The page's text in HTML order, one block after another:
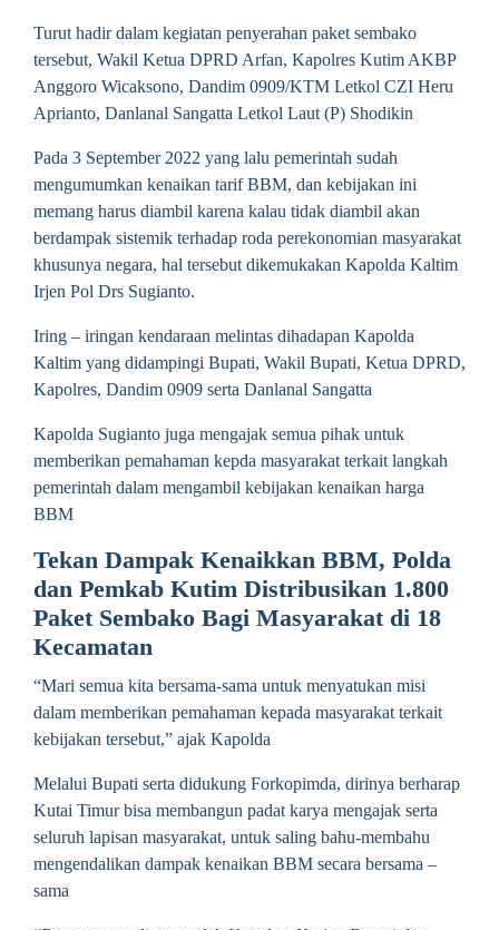
Turut hadir dalam kegiatan penyerahan paket sembako
tersebut, Wakil Ketua DPRD Arfan, Kapolres Kutim AKBP
Anggoro Wicaksono, Dandim 0909/KTM Letkol CZI Heru
Aprianto, Danlanal Sangatta Letkol Laut (P) Shodikin
Pada 3 September 2022 yang lalu pemerintah sudah
mengumumkan kenaikan tarif BBM, dan kebijakan ini
memang harus diambil karena kalau tidak diambil akan
berdampak sistemik terhadap roda perekonomian masyarakat
khusunya negara, hal tersebut dikemukakan Kapolda Kaltim
Irjen Pol Drs Sugianto.
Iring – iringan kendaraan melintas dihadapan Kapolda
Kaltim yang didampingi Bupati, Wakil Bupati, Ketua DPRD,
Kapolres, Dandim 0909 serta Danlanal Sangatta
Kapolda Sugianto juga mengajak semua pihak untuk
memberikan pemahaman kepda masyarakat terkait langkah
pemerintah dalam mengambil kebijakan kenaikan harga
BBM
Tekan Dampak Kenaikkan BBM, Polda
dan Pemkab Kutim Distribusikan 1.800
Paket Sembako Bagi Masyarakat di 18
Kecamatan
“Mari semua kita bersama-sama untuk menyatukan misi
dalam memberikan pemahaman kepada masyarakat terkait
kebijakan tersebut,” ajak Kapolda
Melalui Bupati serta didukung Forkopimda, dirinya berharap
Kutai Timur bisa membangun padat karya mengajak serta
seluruh lapisan masyarakat, untuk saling bahu-membahu
mengendalikan dampak kenaikan BBM secara bersama –
sama